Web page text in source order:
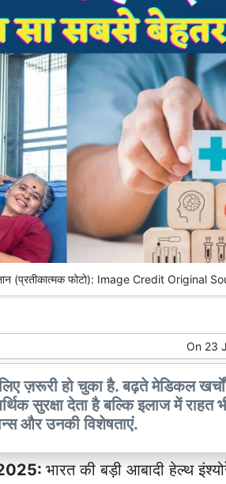
(प्रतीकात्मक फोटो): Image Credit Original
On 23
ज़रूरी हो चुका है. बढ़ते मेडिकल
सुरक्षा देता है बल्कि इलाज में राहत
और उनकी विशेषताएं.
भारत की बड़ी आबादी हेल्थ